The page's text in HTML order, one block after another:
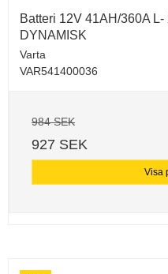
Batteri 12V 41AH/360A
DYNAMISK
Varta
VAR541400036
984 SEK
927 SEK
Visa